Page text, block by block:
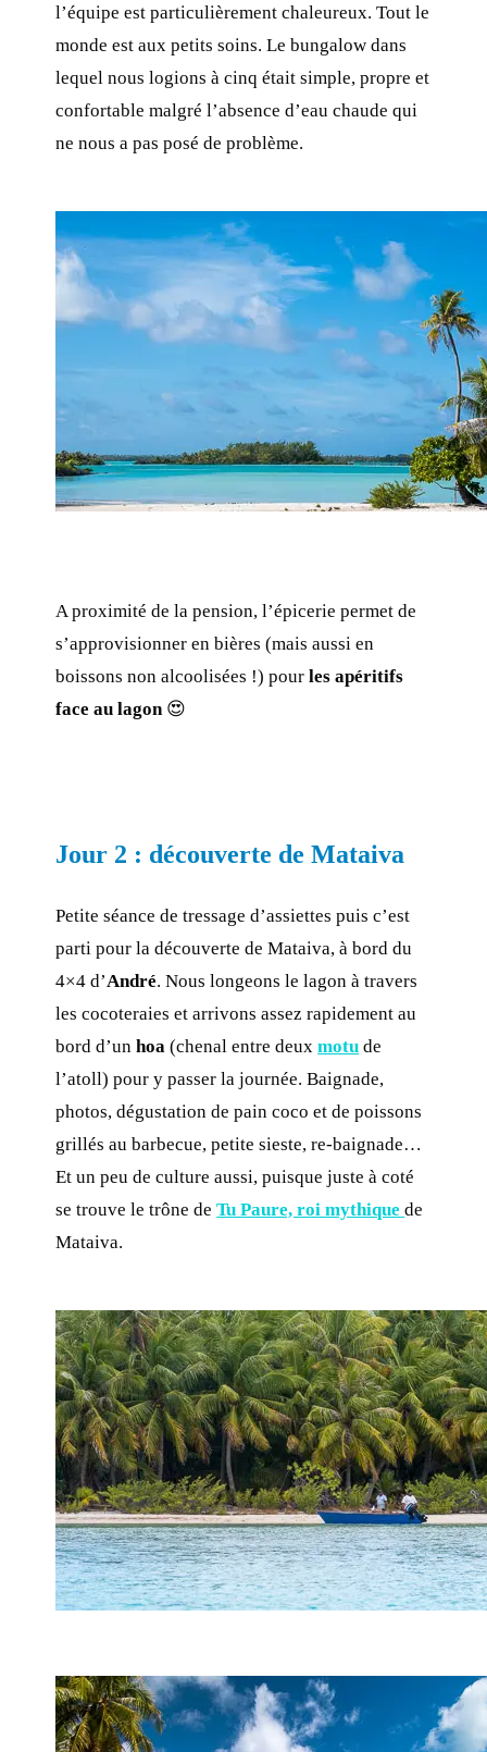
l’équipe est particulièrement chaleureux. Tout le
monde est aux petits soins. Le bungalow dans
lequel nous logions à cinq était simple, propre et
confortable malgré l’absence d’eau chaude qui
ne nous a pas posé de problème.
A proximité de la pension, l’épicerie permet de
s’approvisionner en bières (mais aussi en
boissons non alcoolisées !) pourles apéritifs
face au lagon😍
Jour 2 : découverte de Mataiva
Petite séance de tressage d’assiettes puis c’est
parti pour la découverte de Mataiva, à bord du
4×4 d’André. Nous longeons le lagon à travers
les cocoteraies et arrivons assez rapidement au
bord d’unhoa (chenal entre deuxmotu de
l’atoll) pour y passer la journée. Baignade,
photos, dégustation de pain coco et de poissons
grillés au barbecue, petite sieste, re-baignade…
Et un peu de culture aussi, puisque juste à coté
se trouve le trône deTu Paure, roi mythique de
Mataiva.